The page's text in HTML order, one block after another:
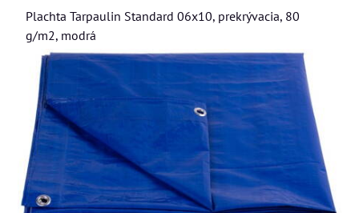
Plachta Tarpaulin Standard 06x10, prekrývacia, 80
g/m2, modrá